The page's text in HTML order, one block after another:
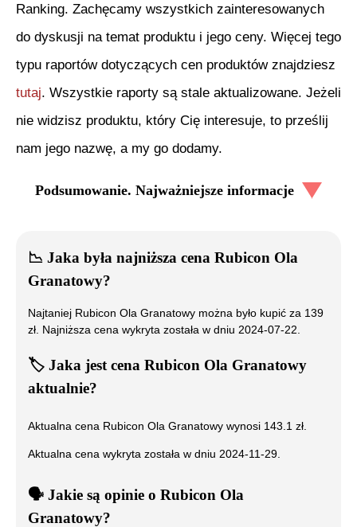
Ranking. Zachęcamy wszystkich zainteresowanych
do dyskusji na temat produktu i jego ceny. Więcej tego
typu raportów dotyczących cen produktów znajdziesz
tutaj. Wszystkie raporty są stale aktualizowane. Jeżeli
nie widzisz produktu, który Cię interesuje, to prześlij
nam jego nazwę, a my go dodamy.
Podsumowanie. Najważniejsze informacje
📉 Jaka była najniższa cena Rubicon Ola
Granatowy?
Najtaniej Rubicon Ola Granatowy można było kupić za 139
zł. Najniższa cena wykryta została w dniu 2024-07-22
🏷️ Jaka jest cena Rubicon Ola Granatowy
aktualnie?
Aktualna cena Rubicon Ola Granatowy wynosi 143.1 zł.
Aktualna cena wykryta została w dniu 2024-11-29
🗣️ ️ Jakie są opinie o Rubicon Ola
Granatowy?